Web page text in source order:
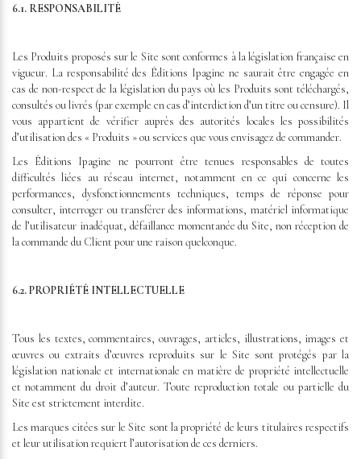
6.1. RESPONSABILITÉ
Les Produits proposés sur le Site sont conformes à la législation française en
vigueur. La responsabilité des Éditions Ipagine ne saurait être engagée en
cas de non-respect de la législation du pays où les Produits sont téléchargés,
consultés ou livrés (par exemple en cas d’interdiction d’un titre ou censure). Il
vous appartient de vérifier auprès des autorités locales les possibilités
d’utilisation des « Produits » ou services que vous envisagez de commander.
Les Éditions Ipagine ne pourront être tenues responsables de toutes
difficultés liées au réseau internet, notamment en ce qui concerne les
performances, dysfonctionnements techniques, temps de réponse pour
consulter, interroger ou transférer des informations, matériel informatique
de l’utilisateur inadéquat, défaillance momentanée du Site, non réception de
la commande du Client pour une raison quelconque.
6.2. PROPRIÉTÉ INTELLECTUELLE
Tous les textes, commentaires, ouvrages, articles, illustrations, images et
œuvres ou extraits d’œuvres reproduits sur le Site sont protégés par la
législation nationale et internationale en matière de propriété intellectuelle
et notamment du droit d’auteur. Toute reproduction totale ou partielle du
Site est strictement interdite.
Les marques citées sur le Site sont la propriété de leurs titulaires respectifs
et leur utilisation requiert l’autorisation de ces derniers.